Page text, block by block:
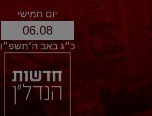
יום חמישי
06.08
כ״ג באב ה׳תשפ״ו